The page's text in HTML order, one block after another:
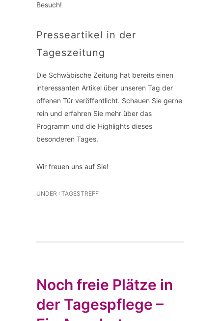
Besuch!
Presseartikel in der
Tageszeitung
Die Schwäbische Zeitung hat bereits einen
interessanten Artikel über unseren Tag der
offenen Tür veröffentlicht. Schauen Sie gerne
rein und erfahren Sie mehr über das
Programm und die Highlights dieses
besonderen Tages.
Wir freuen uns auf Sie!
UNDER : TAGESTREFF
Noch freie Plätze in
der Tagespflege –